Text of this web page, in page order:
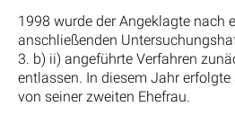
1998 wurde der Angeklagte nach
anschließenden
3. b) ii) angeführte Verfahren
entlassen. In diesem Jahr
von seiner zweiten Ehefrau.